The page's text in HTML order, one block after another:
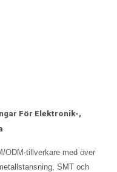
För Elektronik-,
ODM-tillverkare med över
SMT och